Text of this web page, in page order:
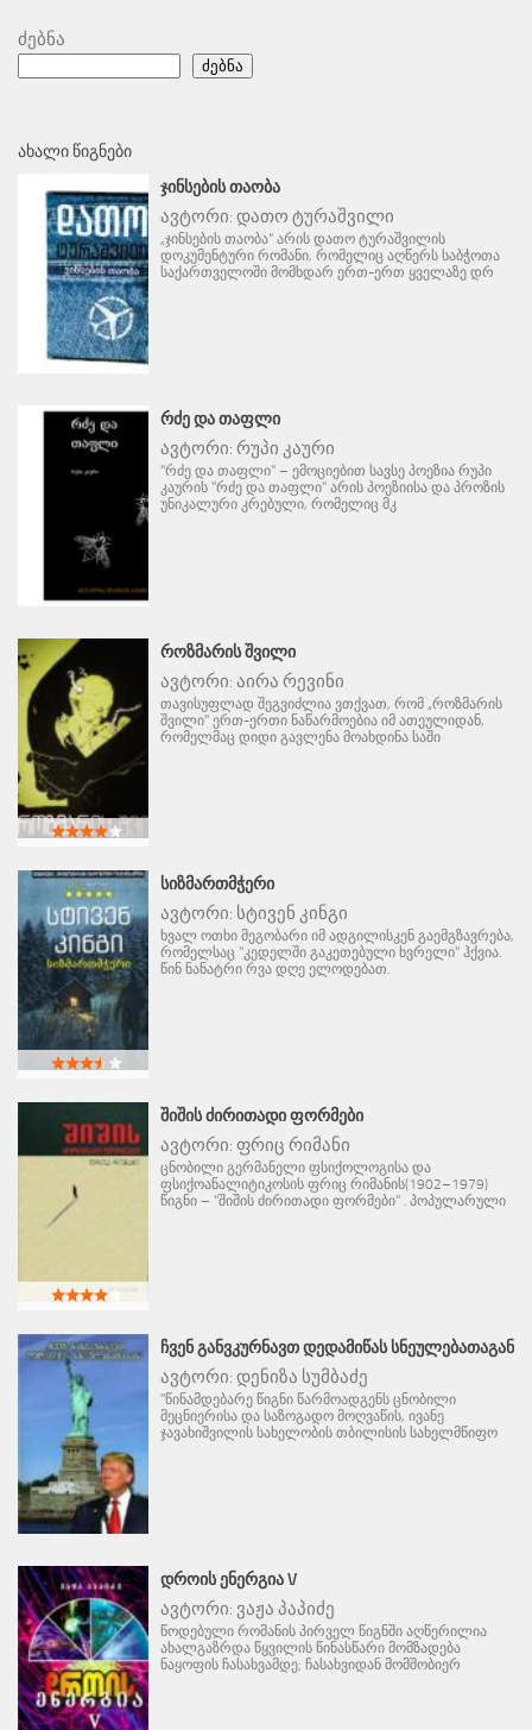
ძებნა
ძებნა
ᲐᲮᲐᲚᲘ ᲬᲘᲒᲜᲔᲑᲘ
ᲯᲘᲜᲡᲔᲑᲘᲡ ᲗᲐᲝᲑᲐ
ავტორი: დათო ტურაშვილი
„ჯინსების თაობა“ არის დათო ტურაშვილის
დოკუმენტური რომანი, რომელიც აღწერს საბჭოთა
საქართველოში მომხდარ ერთ-ერთ ყველაზე დრ
ᲠᲫᲔ ᲓᲐ ᲗᲐᲤᲚᲘ
ავტორი: რუპი კაური
"რძე და თაფლი" – ემოციებით სავსე პოეზია რუპი
კაურის "რძე და თაფლი" არის პოეზიისა და პროზის
უნიკალური კრებული, რომელიც მკ
ᲠᲝᲖᲛᲐᲠᲘᲡ ᲨᲕᲘᲚᲘ
ავტორი: აირა რევინი
თავისუფლად შეგვიძლია ვთქვათ, რომ „როზმარის
შვილი" ერთ-ერთი ნაწარმოებია იმ ათეულიდან,
რომელმაც დიდი გავლენა მოახდინა საში
ᲡᲘᲖᲛᲐᲠᲗᲛᲭᲔᲠᲘ
ავტორი: სტივენ კინგი
ხვალ ოთხი მეგობარი იმ ადგილისკენ გაემგზავრება,
რომელსაც "კედელში გაკეთებული ხვრელი" ჰქვია.
წინ ნანატრი რვა დღე ელოდებათ.
ᲨᲘᲨᲘᲡ ᲫᲘᲠᲘᲗᲐᲓᲘ ᲤᲝᲠᲛᲔᲑᲘ
ავტორი: ფრიც რიმანი
ცნობილი გერმანელი ფსიქოლოგისა და
ფსიქოანალიტიკოსის ფრიც რიმანის(1902–1979)
წიგნი – "შიშის ძირითადი ფორმები" . პოპულარული
ᲩᲕᲔᲜ ᲒᲐᲜᲕᲙᲣᲠᲜᲐᲕᲗ ᲓᲔᲓᲐᲛᲘᲬᲐᲡ ᲡᲜᲔᲣᲚᲔᲑᲐᲗᲐᲒᲐᲜ
ავტორი: დენიზა სუმბაძე
"წინამდებარე წიგნი წარმოადგენს ცნობილი
მეცნიერისა და საზოგადო მოღვაწის, ივანე
ჯავახიშვილის სახელობის თბილისის სახელმწიფო
ᲓᲠᲝᲘᲡ ᲔᲜᲔᲠᲒᲘᲐ V
ავტორი: ვაჟა პაპიძე
წოდებული რომანის პირველ წიგნში აღწერილია
ახალგაზრდა წყვილის წინასწარი მომზადება
ნაყოფის ჩასახვამდე; ჩასახვიდან მომშობიერ